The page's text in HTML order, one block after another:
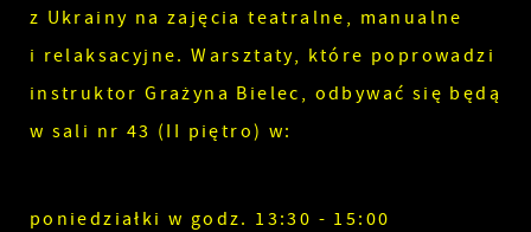
z Ukrainy na zajęcia teatralne, manualne
i relaksacyjne. Warsztaty, które poprowadzi
instruktor Grażyna Bielec, odbywać się będą
w sali nr 43 (II piętro) w:
poniedziałki w godz. 13:30 - 15:00